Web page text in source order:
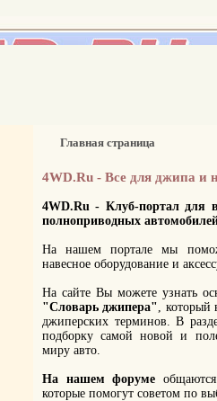
Главная страница
4WD.Ru - Все для джипа и
4WD.Ru - Клуб-портал для
полноприводных
На нашем портале мы
навесное оборудование и
На сайте Вы можете узнать
"Словарь джипера", который
джиперских терминов. В
подборку самой новой и
миру авто.
На нашем форуме
которые помогут советом по